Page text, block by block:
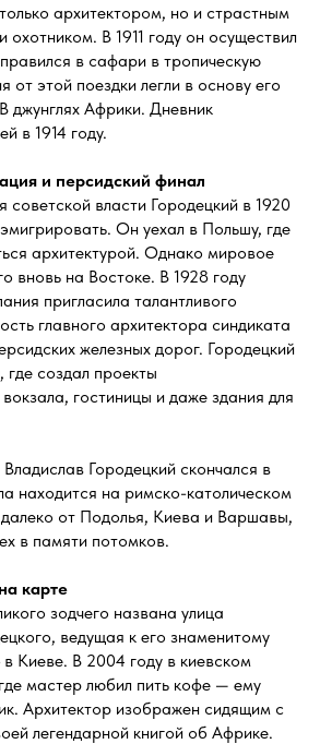
архитектором, но и страстным
охотником. В 1911 году он осуществил
в сафари в тропическую
от этой поездки легли в основу его
джунглях Африки. Дневник
в 1914 году.
и персидский финал
советской власти Городецкий в 1920
Он уехал в Польшу, где
архитектурой. Однако мировое
вновь на Востоке. В 1928 году
пригласила талантливого
главного архитектора синдиката
железных дорог. Городецкий
где создал проекты
гостиницы и даже здания для
Городецкий скончался в
находится на римско-католическом
от Подолья, Киева и Варшавы,
в памяти потомков.
карте
зодчего названа улица
ведущая к его знаменитому
Киеве. В 2004 году в киевском
мастер любил пить кофе — ему
Архитектор изображен сидящим с
легендарной книгой об Африке.